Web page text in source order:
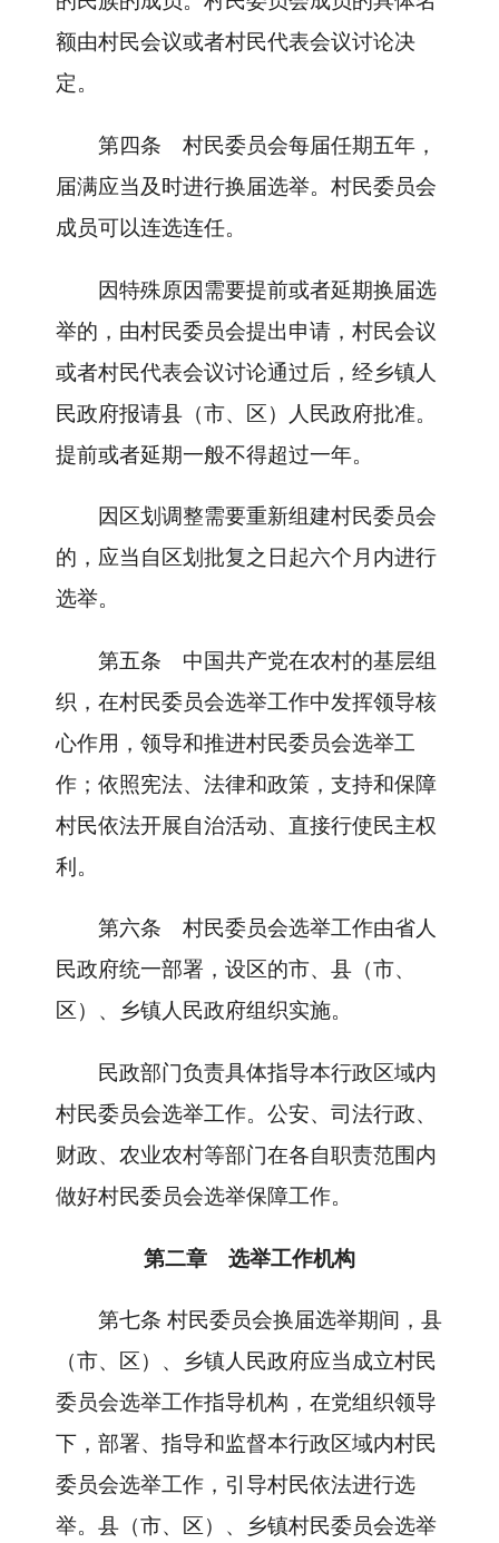
额由村民会议或者村民代表会议讨论决
定。
第四条 村民委员会每届任期五年，
届满应当及时进行换届选举。村民委员会
成员可以连选连任。
因特殊原因需要提前或者延期换届选
举的，由村民委员会提出申请，村民会议
或者村民代表会议讨论通过后，经乡镇人
民政府报请县（市、区）人民政府批准。
提前或者延期一般不得超过一年。
因区划调整需要重新组建村民委员会
的，应当自区划批复之日起六个月内进行
选举。
第五条 中国共产党在农村的基层组
织，在村民委员会选举工作中发挥领导核
心作用，领导和推进村民委员会选举工
作；依照宪法、法律和政策，支持和保障
村民依法开展自治活动、直接行使民主权
利。
第六条 村民委员会选举工作由省人
民政府统一部署，设区的市、县（市、
区）、乡镇人民政府组织实施。
民政部门负责具体指导本行政区域内
村民委员会选举工作。公安、司法行政、
财政、农业农村等部门在各自职责范围内
做好村民委员会选举保障工作。
第二章 选举工作机构
第七条 村民委员会换届选举期间，县
（市、区）、乡镇人民政府应当成立村民
委员会选举工作指导机构，在党组织领导
下，部署、指导和监督本行政区域内村民
委员会选举工作，引导村民依法进行选
举。县（市、区）、乡镇村民委员会选举